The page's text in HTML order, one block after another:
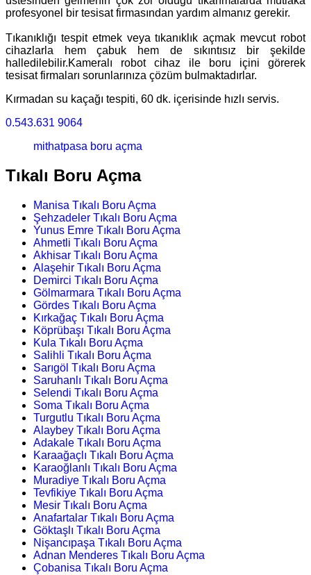
profesyonel bir tesisat firmasından yardım almanız gerekir.
Tıkanıklığı tespit etmek veya tıkanıklık açmak mevcut robot
cihazlarla hem çabuk hem de sıkıntısız bir şekilde
halledilebilir.Kameralı robot cihaz ile boru içini görerek
tesisat firmaları sorunlarınıza çözüm bulmaktadırlar.
Kırmadan su kaçağı tespiti, 60 dk. içerisinde hızlı servis.
0.543.631 9064
mithatpasa boru açma
Tıkalı Boru Açma
Manisa Tıkalı Boru Açma
Şehzadeler Tıkalı Boru Açma
Yunus Emre Tıkalı Boru Açma
Ahmetli Tıkalı Boru Açma
Akhisar Tıkalı Boru Açma
Alaşehir Tıkalı Boru Açma
Demirci Tıkalı Boru Açma
Gölmarmara Tıkalı Boru Açma
Gördes Tıkalı Boru Açma
Kırkağaç Tıkalı Boru Açma
Köprübaşı Tıkalı Boru Açma
Kula Tıkalı Boru Açma
Salihli Tıkalı Boru Açma
Sarıgöl Tıkalı Boru Açma
Saruhanlı Tıkalı Boru Açma
Selendi Tıkalı Boru Açma
Soma Tıkalı Boru Açma
Turgutlu Tıkalı Boru Açma
Alaybey Tıkalı Boru Açma
Adakale Tıkalı Boru Açma
Karaağaçlı Tıkalı Boru Açma
Karaoğlanlı Tıkalı Boru Açma
Muradiye Tıkalı Boru Açma
Tevfikiye Tıkalı Boru Açma
Mesir Tıkalı Boru Açma
Anafartalar Tıkalı Boru Açma
Göktaşlı Tıkalı Boru Açma
Nişancıpaşa Tıkalı Boru Açma
Adnan Menderes Tıkalı Boru Açma
Çobanisa Tıkalı Boru Açma